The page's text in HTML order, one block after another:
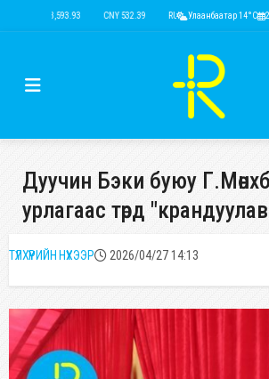
USD 3,593.93 CNY 532.39 RUB 44.15 EUR 4,149.01
Улаанбаатар 14°C
Дуучин Бэки буюу
урлагаас төрд
ТҮЛХҮҮРИЙН НҮХЭЭР 2026/04/27 14:13